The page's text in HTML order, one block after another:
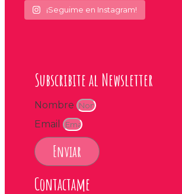
¡Seguime en Instagram!
Subscribite al Newsletter
Nombre
Email
Enviar
Contactame